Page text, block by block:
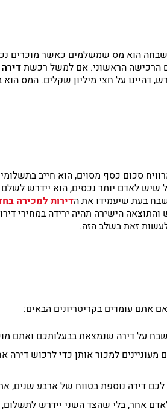
הוא מס שמשלמים כאשר מוכרים
הרכישה הראשוני. אם למשל רכשת
סכום כסף מסוים, הוא חייב
שיש לאדם יותר נכסים, הוא יידרש
בעת שיעמידו את הדירות למכירה
הישירה תהיה ירידה במחירי
זאת בשלב הזה.
אתם עומדים בקריטריונים הבאים:
על דירה שנמצאת בבעלותכם ואתם
מעוניינים למכור אותן כדי לרכוש
לכם דירה נוספת בטווח של ארבע
אחר, בלי שהצד השני יידרש